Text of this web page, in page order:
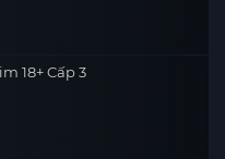
18+ Cấp 3